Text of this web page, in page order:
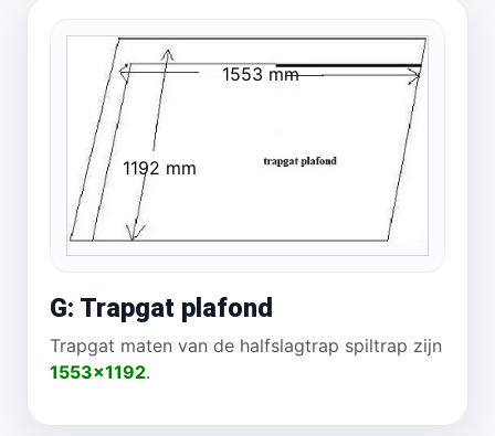
1553 mm
1192 mm
G: Trapgat plafond
Trapgat maten van de halfslagtrap spiltrap zijn
1553x1192.